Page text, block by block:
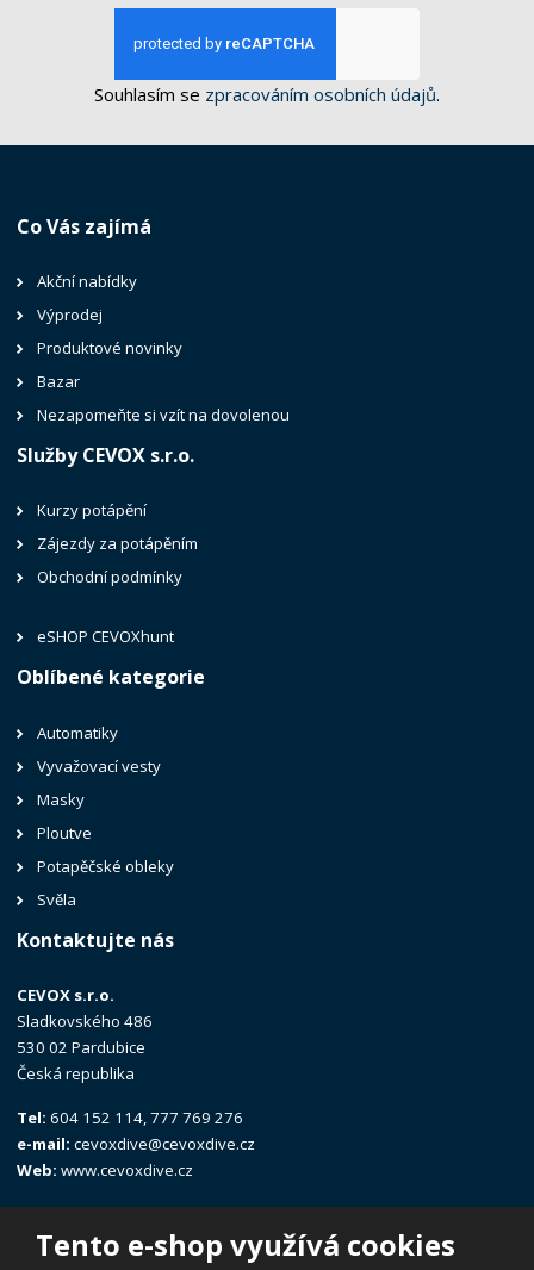
Tento e-shop využívá cookies
Souhlasím se zpracováním osobních údajů.
Co Vás zajímá
Akční nabídky
Výprodej
Produktové novinky
Bazar
Nezapomeňte si vzít na dovolenou
Služby CEVOX s.r.o.
Kurzy potápění
Zájezdy za potápěním
Obchodní podmínky
eSHOP CEVOXhunt
Oblíbené kategorie
Automatiky
Vyvažovací vesty
Masky
Ploutve
Potapěčské obleky
Svěla
Kontaktujte nás
CEVOX s.r.o.
Sladkovského 486
530 02 Pardubice
Česká republika
Tel:604 152 114, 777 769 276
e-mail: cevoxdive@cevoxdive.cz
Web: www.cevoxdive.cz